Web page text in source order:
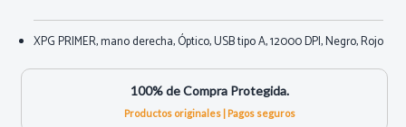
XPG PRIMER, mano derecha, Óptico, USB tipo A, 12000 DPI, Negro, Rojo
100% de Compra Protegida.
Productos originales | Pagos seguros